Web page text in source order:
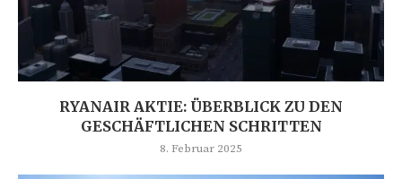
RYANAIR AKTIE: ÜBERBLICK ZU DEN
GESCHÄFTLICHEN SCHRITTEN
8. Februar 2025